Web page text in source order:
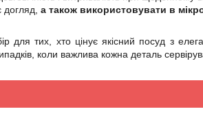
а також використовувати в
тих, хто цінує якісний посуд з
коли важлива кожна деталь